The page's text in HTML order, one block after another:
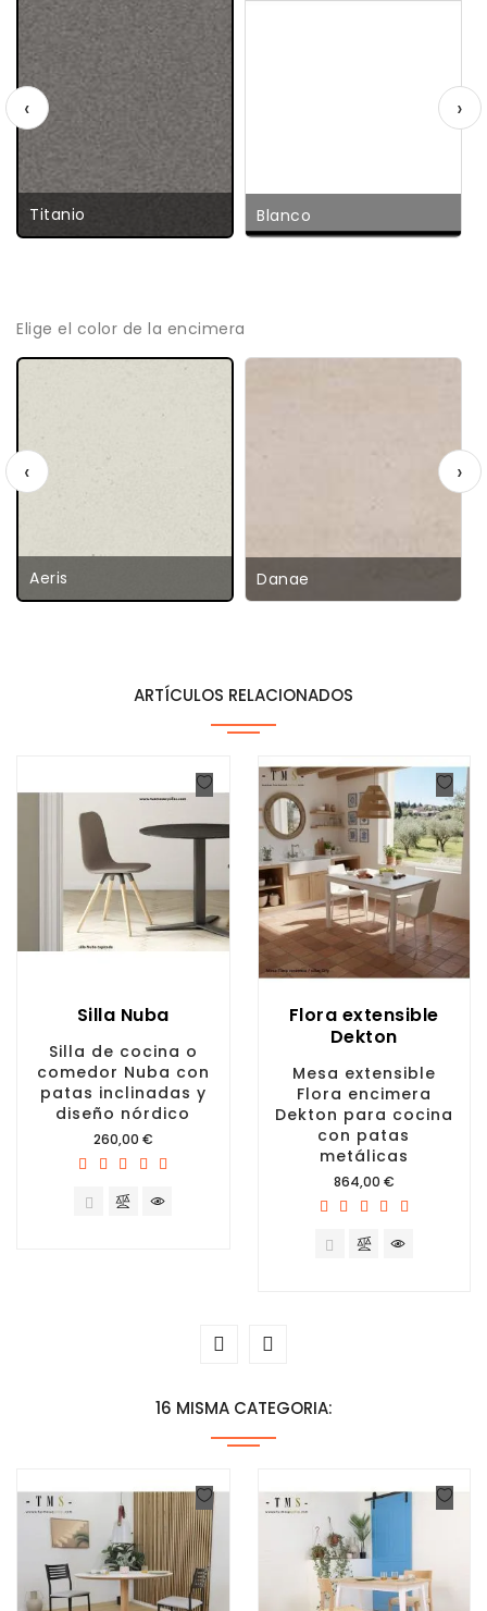
Titanio Blanco
‹ ›
Elige el color de la encimera
Aeris Danae
‹ ›
ARTÍCULOS RELACIONADOS
Silla Nuba
Silla de cocina o
comedor Nuba con
patas inclinadas y
diseño nórdico
Precio
260,00 €
Flora extensible
Dekton
Mesa extensible
Flora encimera
Dekton para cocina
con patas
metálicas
Precio
864,00 €
16 MISMA CATEGORIA: